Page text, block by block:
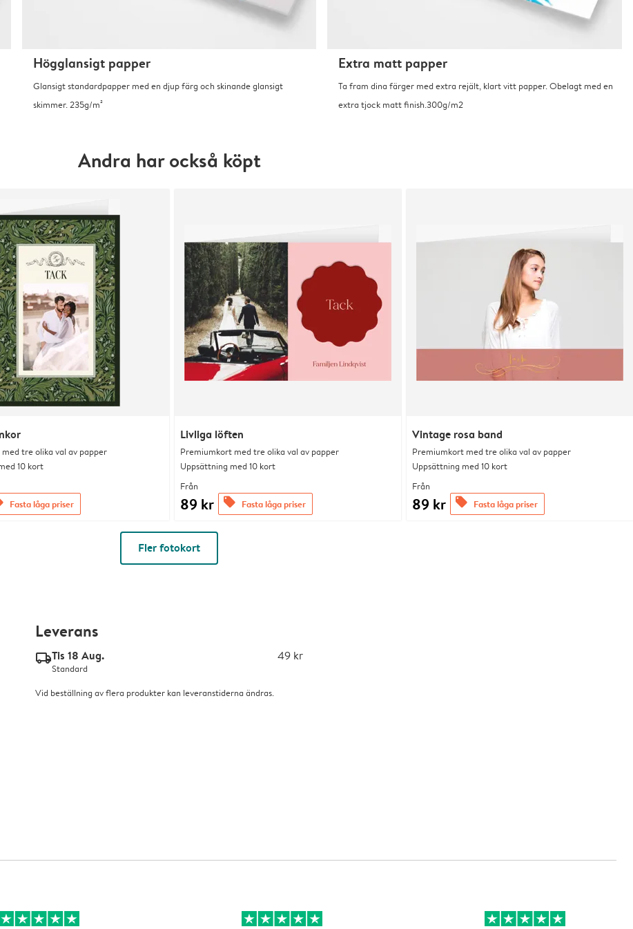
Högglansigt papper
Glansigt standardpapper med en djup färg och skinande glansigt
skimmer. 235g/m²
Extra matt papper
Ta fram dina färger med extra rejält, klart vitt papper. Obelagt med en
extra tjock matt finish.300g/m2
Andra har också köpt
tre olika val av papper
10 kort
Fasta låga priser
Livliga löften
Premiumkort med tre olika val av papper
Uppsättning med 10 kort
Från
89 kr offers Fasta låga priser
Vintage rosa band
Premiumkort med tre olika val av papper
Uppsättning med 10 kort
Från
89 kr offers Fasta låga priser
Fler fotokort
Leverans
delivery_standard_v2Tis 18 Aug. 49 kr
Standard
Vid beställning av flera produkter kan leveranstiderna ändras.